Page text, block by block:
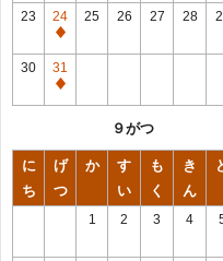
館
日
23
24
休
館
日
25 26 27 28
30
31
休
９がつ
に
ち
げ
つ
か
す
い
も
く
き
ん
1 2 3 4